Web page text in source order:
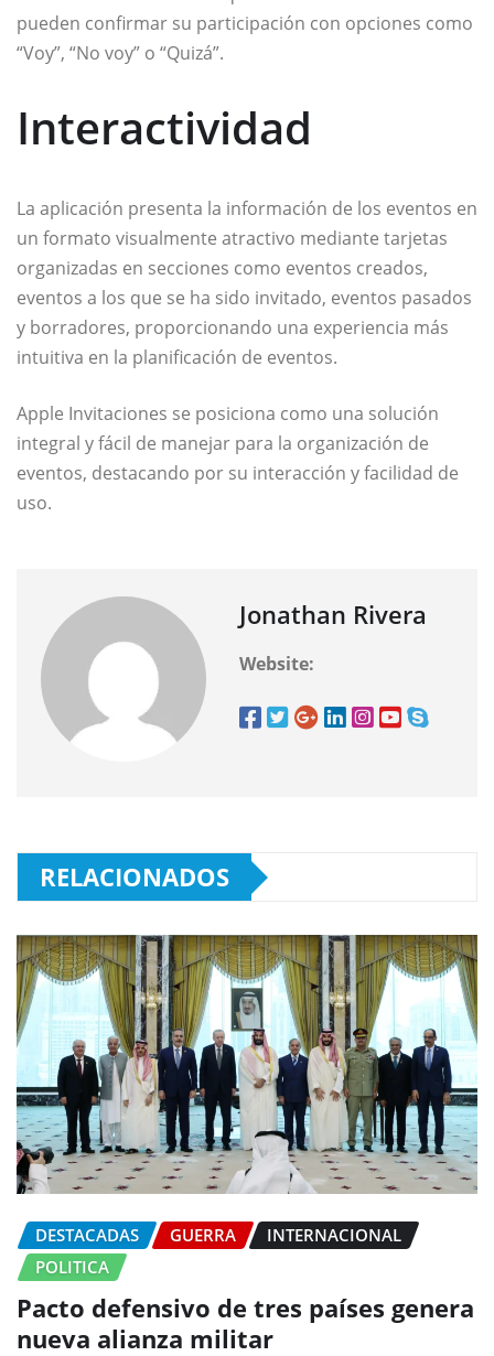
pueden confirmar su participación con opciones como
“Voy”, “No voy” o “Quizá”.
Interactividad
La aplicación presenta la información de los eventos en
un formato visualmente atractivo mediante tarjetas
organizadas en secciones como eventos creados,
eventos a los que se ha sido invitado, eventos pasados
y borradores, proporcionando una experiencia más
intuitiva en la planificación de eventos.
Apple Invitaciones se posiciona como una solución
integral y fácil de manejar para la organización de
eventos, destacando por su interacción y facilidad de
uso.
Jonathan Rivera
Website:
RELACIONADOS
DESTACADAS GUERRA
INTERNACIONAL
POLITICA
Pacto defensivo de tres países genera
nueva alianza militar